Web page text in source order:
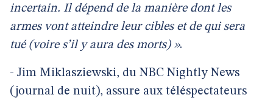
incertain. Il dépend de la manière dont les
armes vont atteindre leur cibles et de qui sera
tué (voire s’il y aura des morts) ».
- Jim Miklasziewski, du NBC Nightly News
(journal de nuit), assure aux téléspectateurs